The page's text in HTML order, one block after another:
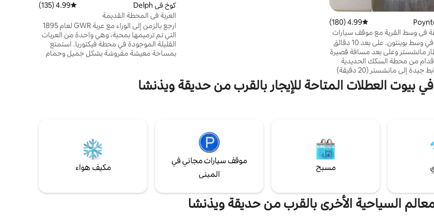
متوسط التقييم 4.99 من 5، 180 مراجعات
4.99 (180)
في وسط القرية مع موقف سيارات
شقة فاخرة في وسط بوينتون. على بعد 10 دقائق
مانشستر وعلى بعد مسافة قصيرة
من محطة السكك الحديدية
التي توفر روابط جيدة إلى مانشستر (20 دقيقة)
ولندن. سهولة الوصول إلى الطرق السريعة M56
وM60 وما بعدها. بوينتون هي "قرية" صاخبة
وقريبة من منطقة بيك. تقع
بارك.
كوخ في Delph متوسط التقييم 4.99 من 5، 135 مراجعات
4.99 (135)
العربة في المحطة القديمة
ارجع بالزمن إلى الوراء مع عربة GWR لعام 1895
التي تم ترميمها بمحبة، وهي واحدة من العربات
القليلة الموجودة في محطة فيكتوريا. استمتع
بمساحة معيشة مفروشة بشكل جميل وحمام
والقرى الخلابة. ستجد في الجوار أماكن لتناول
الطعام والشراب وممارسة الأنشطة: بما في ذلكفي بيوت العطلات المتاحة للإيجار بالقرب من حديقة ويذنشا
مسبح
موقف سيارات مجاني في
المبنى
مكيف هواء
السياحية الأخرى بالقرب من حديقة ويذنشا